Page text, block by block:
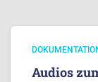
Audios